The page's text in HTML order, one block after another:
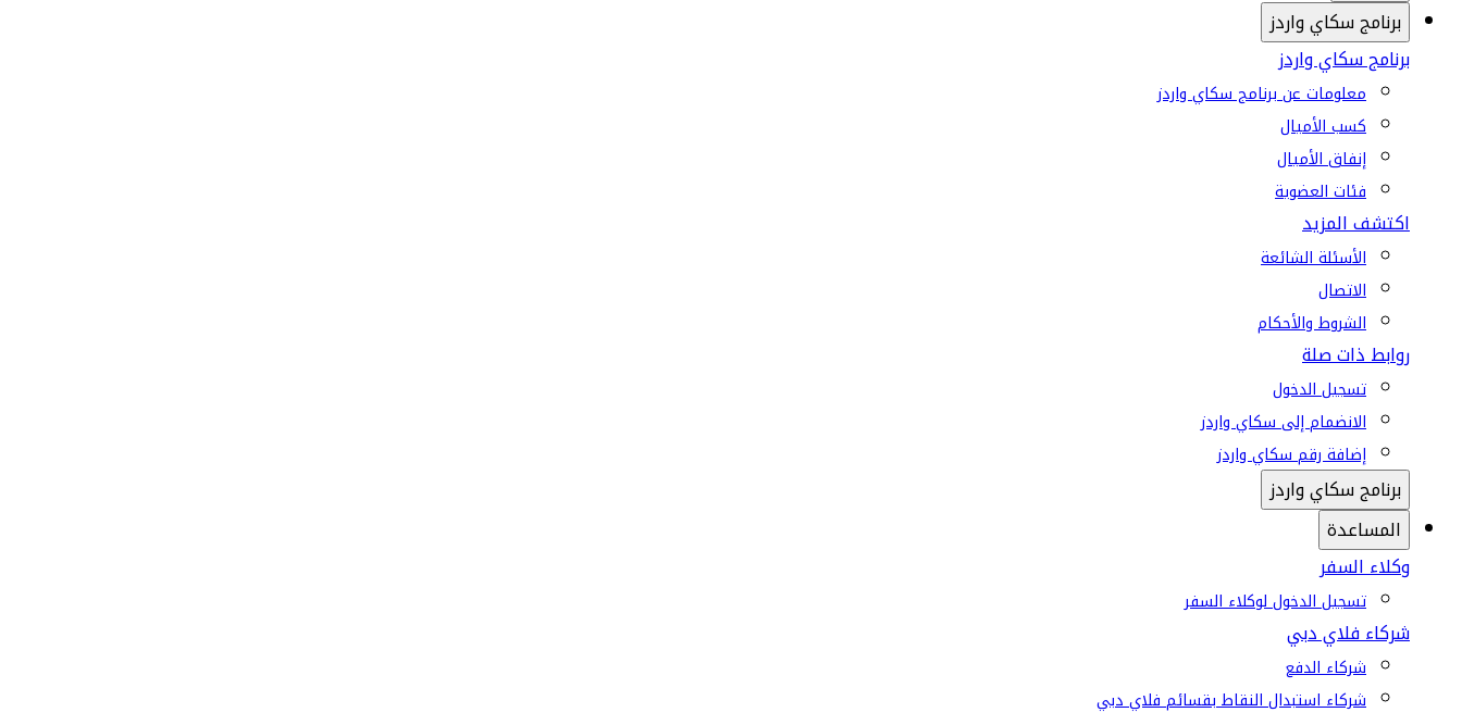
برنامج سكاي واردز
برنامج سكاي واردز
معلومات عن برنامج سكاي واردز
كسب الأميال
إنفاق الأميال
فئات العضوية
اكتشف المزيد
الأسئلة الشائعة
الاتصال
الشروط والأحكام
روابط ذات صلة
تسجيل الدخول
الانضمام إلى سكاي واردز
إضافة رقم سكاي واردز
برنامج سكاي واردز
المساعدة
وكلاء السفر
تسجيل الدخول لوكلاء السفر
شركاء فلاي دبي
شركاء الدفع
شركاء استبدال النقاط بقسائم فلاي دبي